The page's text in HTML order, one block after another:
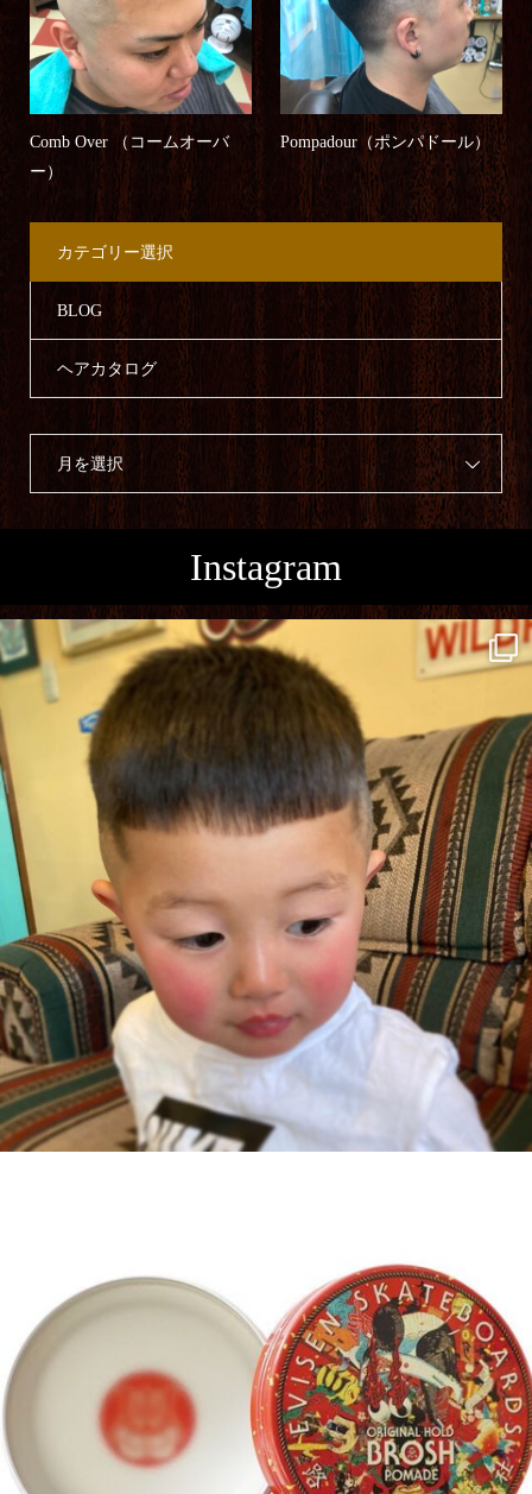
Comb Over （コームオーバ
ー）
Pompadour（ポンパドール）
カテゴリー選択
BLOG
ヘアカタログ
月を選択
Instagram